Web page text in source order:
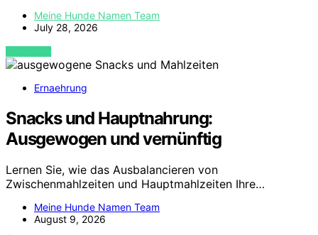
Meine Hunde Namen Team
July 28, 2026
VIEW POST
Ernaehrung
Snacks und Hauptnahrung:
Ausgewogen und vernünftig
Lernen Sie, wie das Ausbalancieren von
Zwischenmahlzeiten und Hauptmahlzeiten Ihre…
Meine Hunde Namen Team
August 9, 2026